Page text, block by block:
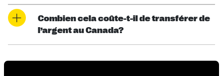
Combien cela coûte-t-il de transférer de
l’argent au Canada?